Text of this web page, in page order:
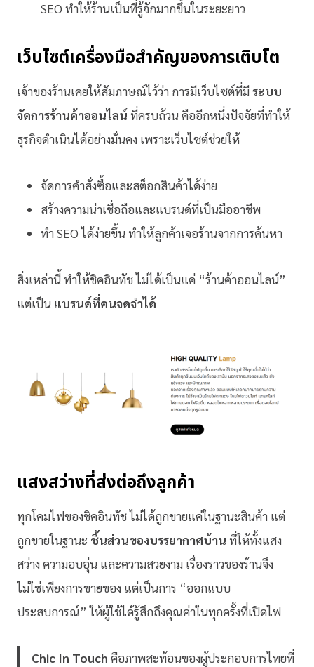
SEO ทำให้ร้านเป็นที่รู้จักมากขึ้นในระยะยาว
เว็บไซต์เครื่องมือสำคัญของการเติบโต
เจ้าของร้านเคยให้สัมภาษณ์ไว้ว่า การมีเว็บไซต์ที่มีระบบ
จัดการร้านค้าออนไลน์ ที่ครบถ้วน คืออีกหนึ่งปัจจัยที่ทำให้
ธุรกิจดำเนินได้อย่างมั่นคง เพราะเว็บไซต์ช่วยให้
จัดการคำสั่งซื้อและสต็อกสินค้าได้ง่าย
สร้างความน่าเชื่อถือและแบรนด์ที่เป็นมืออาชีพ
ทำ SEO ได้ง่ายขึ้น ทำให้ลูกค้าเจอร้านจากการค้นหา
สิ่งเหล่านี้ ทำให้ชิคอินทัช ไม่ได้เป็นแค่ “ร้านค้าออนไลน์”
แต่เป็น แบรนด์ที่คนจดจำได้
แสงสว่างที่ส่งต่อถึงลูกค้า
ทุกโคมไฟของชิคอินทัช ไม่ได้ถูกขายแค่ในฐานะสินค้า แต่
ถูกขายในฐานะ ชิ้นส่วนของบรรยากาศบ้าน ที่ให้ทั้งแสง
สว่าง ความอบอุ่น และความสวยงาม เรื่องราวของร้านจึง
ไม่ใช่เพียงการขายของ แต่เป็นการ “ออกแบบ
ประสบการณ์” ให้ผู้ใช้ได้รู้สึกถึงคุณค่าในทุกครั้งที่เปิดไฟ
Chic In Touch คือภาพสะท้อนของผู้ประกอบการไทยที่